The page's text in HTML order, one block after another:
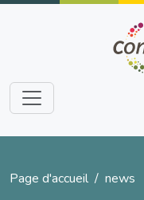
Aller au contenu principal
Fil d'Ariane
Page d'accueil news